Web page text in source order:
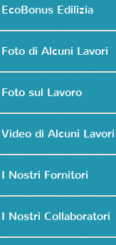
EcoBonus Edilizia
Foto di Alcuni Lavori
Foto sul Lavoro
Video di Alcuni Lavori
I Nostri Fornitori
I Nostri Collaboratori